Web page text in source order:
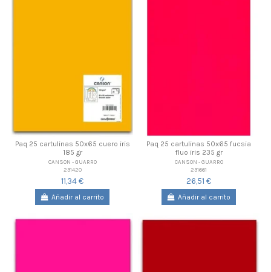
Paq 25 cartulinas 50x65 cuero iris
185 gr
CANSON - GUARRO
231420
11,34 €
Añadir al carrito
Paq 25 cartulinas 50x65 fucsia
fluo iris 235 gr
CANSON - GUARRO
231661
26,51 €
Añadir al carrito